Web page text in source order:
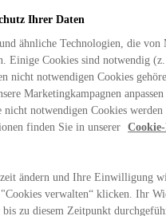
Ihrer Daten
ähnliche Technologien, die
Einige Cookies sind notwendig
nicht notwendigen Cookies
Marketingkampagnen
nicht notwendigen Cookies
finden Sie in unserer
ändern und Ihre Einwilligung
verwalten“ klicken. Ihr
zu diesem Zeitpunkt